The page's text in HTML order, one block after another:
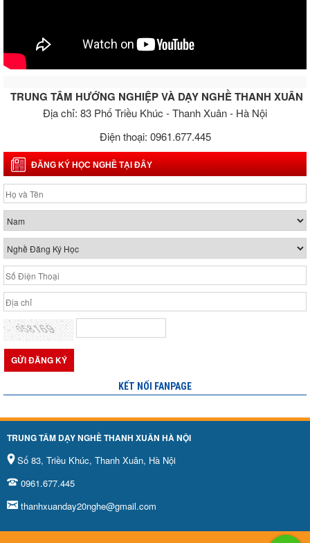
TRUNG TÂM HƯỚNG NGHIỆP VÀ DẠY NGHỀ THANH XUÂN
Địa chỉ: 83 Phố Triều Khúc - Thanh Xuân - Hà Nội
Điện thoại: 0961.677.445
ĐĂNG KÝ HỌC NGHỀ TẠI ĐÂY
KẾT NỐI FANPAGE
TRUNG TÂM DẠY NGHỀ THANH XUÂN HÀ NỘI
Số 83, Triều Khúc, Thanh Xuân, Hà Nội
0961.677.445
thanhxuanday20nghe@gmail.com